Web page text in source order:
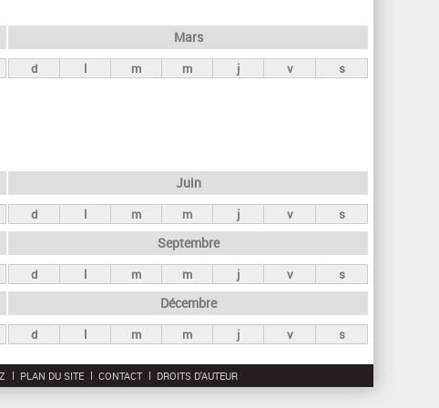
r
c
Mars
d l m m j v s
Juin
d l m m j v s
Septembre
d l m m j v s
Décembre
d l m m j v s
PLAN DU SITE CONTACT DROITS D'AUTEUR